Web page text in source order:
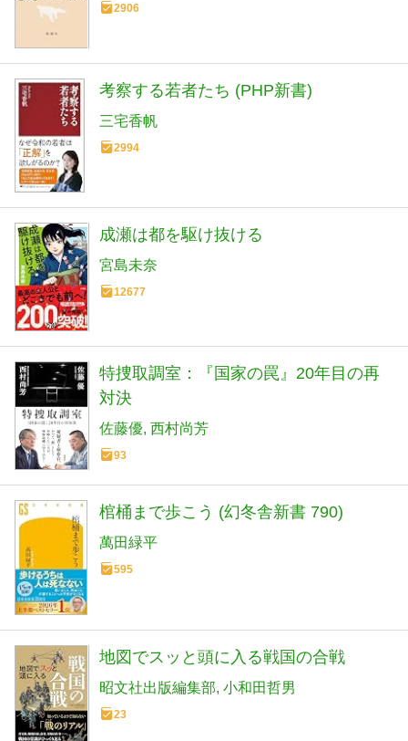
2906
考察する若者たち (PHP新書)
三宅香帆
2994
成瀬は都を駆け抜ける
宮島未奈
12677
特捜取調室：『国家の罠』20年目の再
対決
佐藤優 西村尚芳
93
棺桶まで歩こう (幻冬舎新書 790)
萬田緑平
595
地図でスッと頭に入る戦国の合戦
昭文社出版編集部 小和田哲男
23